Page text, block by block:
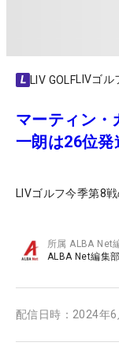
LIV GOLFLIVゴル
マーティン
一朗は26位発
LIVゴルフ今季第8
所属ALBA Net
ALBA Net編集部
配信日時： 2024年